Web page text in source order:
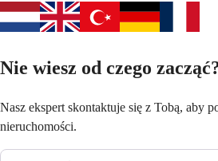
Nie wiesz od czego
Nasz ekspert skontaktuje się z Tobą, aby
nieruchomości.